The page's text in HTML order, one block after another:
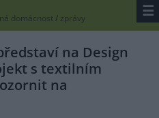
domácnost/ zprávy ☰
na Design
s textilním
na